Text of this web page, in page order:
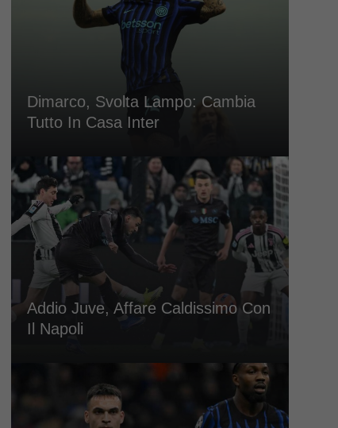
Dimarco, Svolta Lampo: Cambia
Tutto In Casa Inter
Addio Juve, Affare Caldissimo Con
Il Napoli